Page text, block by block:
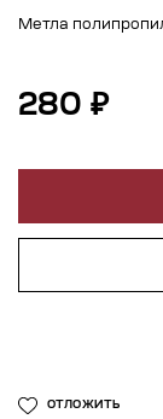
Метла
280 ₽
ОТЛОЖИТЬ